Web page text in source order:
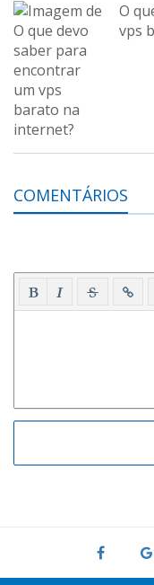
O
vps
COMENTÁRIOS